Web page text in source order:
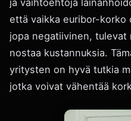
ja vaihtoehtoja
että vaikka euribor-korko
jopa negatiivinen,
nostaa kustannuksia.
yritysten on hyvä tutkia
jotka voivat vähentää